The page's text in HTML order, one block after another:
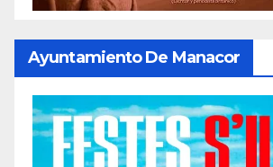
Ayuntamiento De Manacor